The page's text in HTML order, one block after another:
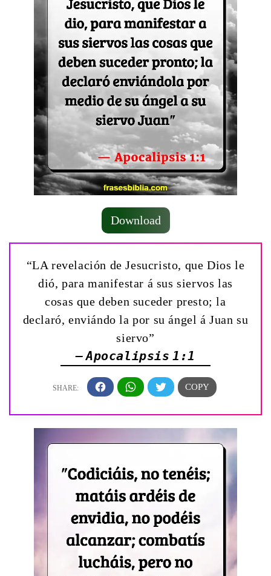
Download
“LA revelación de Jesucristo, que Dios le
dió, para manifestar á sus siervos las
cosas que deben suceder presto; la
declaró, enviándo la por su ángel á Juan su
siervo”
— Apocalipsis 1:1